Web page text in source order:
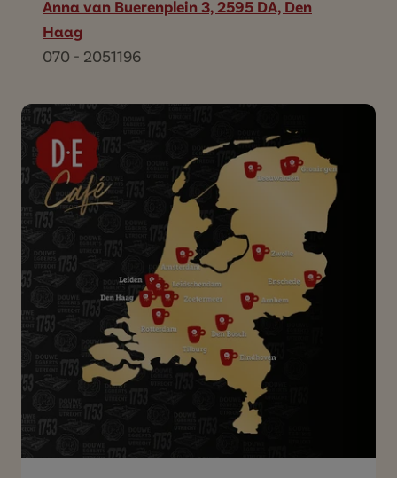
Anna van Buerenplein 3, 2595 DA, Den
Haag
070 - 2051196